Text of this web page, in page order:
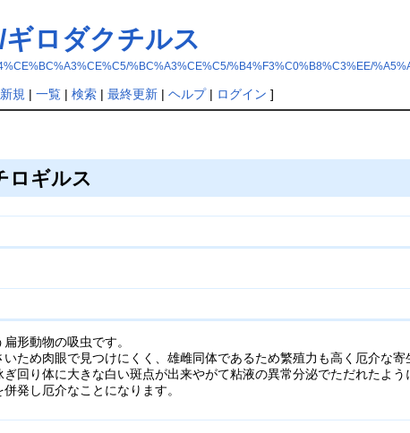
ロダクチルス
%BC%A3%CE%C5/%B4%F3%C0%B8%C3%EE/
新規 | 一覧| 検索| 最終更新| ヘルプ| ログイン ]
ロギルス
形動物の吸虫です。
ため肉眼で見つけにくく、雄雌同体であるため繁殖力も高く厄介な寄
回り体に大きな白い斑点が出来やがて粘液の異常分泌でただれたよう
発し厄介なことになります。